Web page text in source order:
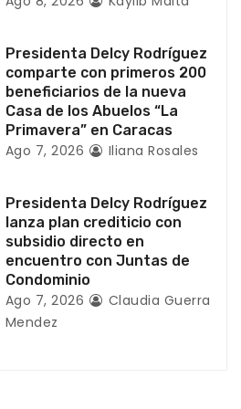
Presidenta Delcy Rodríguez
comparte con primeros 200
beneficiarios de la nueva
Casa de los Abuelos “La
Primavera” en Caracas
Ago 7, 2026 Iliana Rosales
Presidenta Delcy Rodríguez
lanza plan crediticio con
subsidio directo en
encuentro con Juntas de
Condominio
Ago 7, 2026
Claudia Guerra
Mendez